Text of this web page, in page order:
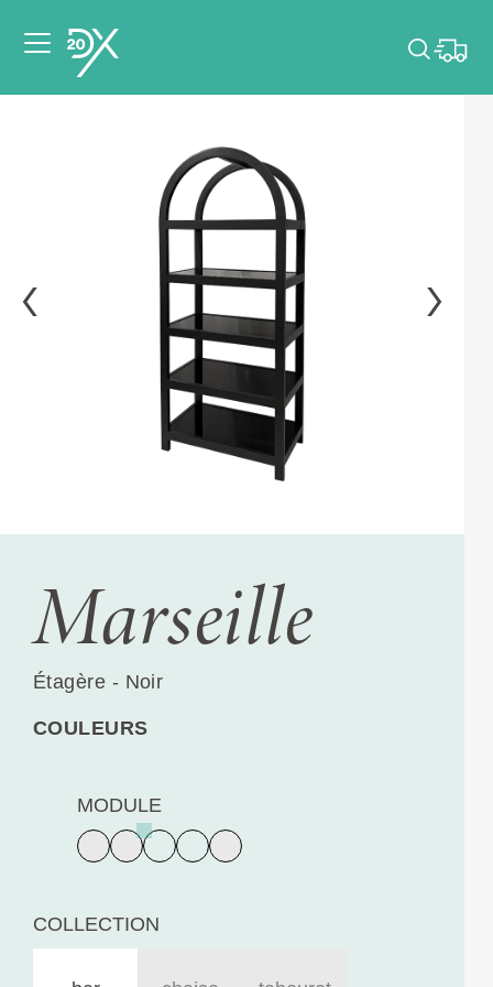
dates de votre
événement.
Choisir mes dates
Marseille
Étagère - Noir
COULEURS
MODULE
COLLECTION